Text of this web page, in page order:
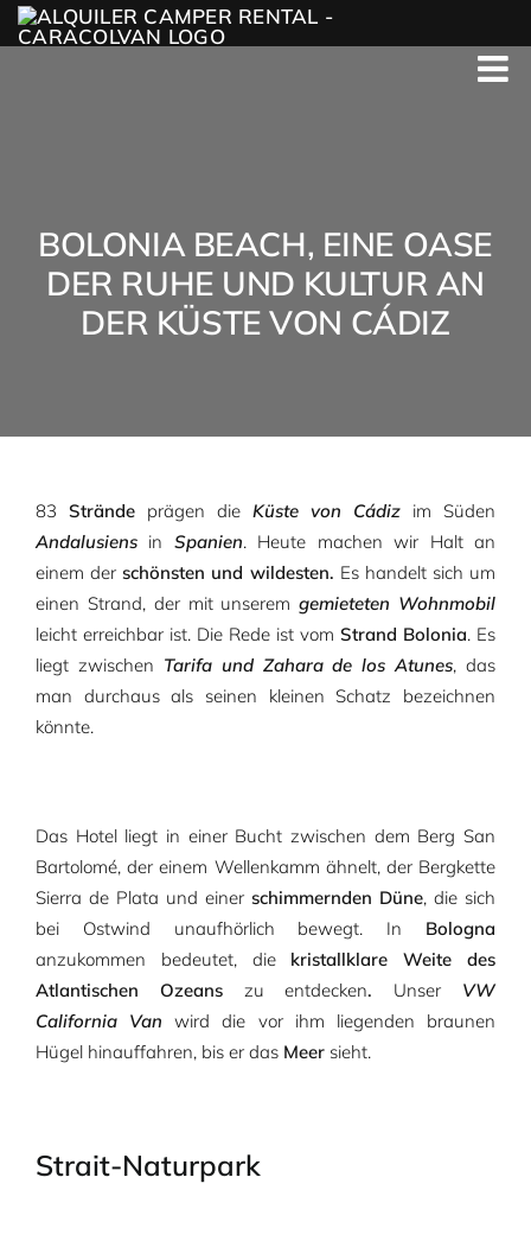
Skip
to
BOLONIA BEACH, EINE OASE
DER RUHE UND KULTUR AN
DER KÜSTE VON CÁDIZ
83 Strände prägen dieKüste von Cádiz im Süden
Andalusiens in Spanien. Heute machen wir Halt an
einem derschönsten und wildesten. Es handelt sich um
einen Strand, der mit unseremgemieteten Wohnmobil
leicht erreichbar ist. Die Rede ist vomStrand Bolonia. Es
liegt zwischen Tarifa und Zahara de los Atunes, das
man durchaus als seinen kleinen Schatz bezeichnen
könnte.
Das Hotel liegt in einer Bucht zwischen dem Berg San
Bartolomé, der einem Wellenkamm ähnelt, der Bergkette
Sierra de Plata und einerschimmernden Düne, die sich
bei Ostwind unaufhörlich bewegt. In Bologna
anzukommen bedeutet, die kristallklare Weite des
Atlantischen Ozeanszu entdecken. Unser VW
California Vanwird die vor ihm liegenden braunen
Hügel hinauffahren, bis er das Meer sieht.
Strait-Naturpark